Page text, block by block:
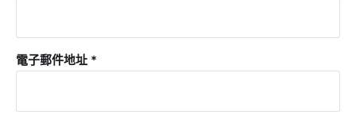
電子郵件地址 *